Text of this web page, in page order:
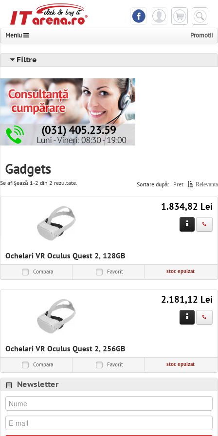
Meniu Promotii
Componente & Periferice
PC, Servere & UPS
Foto, Video & Multimedia
Imprimante, Scanere & Consumabile
Console & Jocuri
Birotica
Filtre
Gadgets
Se afişează 1-2 din 2 rezultate. Sortare după: Pret Relevanta
1.834,82 Lei
Ochelari VR Oculus Quest 2, 128GB
Compara Favorit stoc epuizat
2.181,12 Lei
Ochelari VR Oculus Quest 2, 256GB
Compara Favorit stoc epuizat
Newsletter